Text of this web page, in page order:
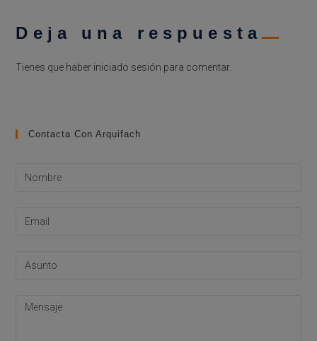
Deja una respuesta
Tienes que haber iniciado sesión para comentar.
Contacta Con Arquifach